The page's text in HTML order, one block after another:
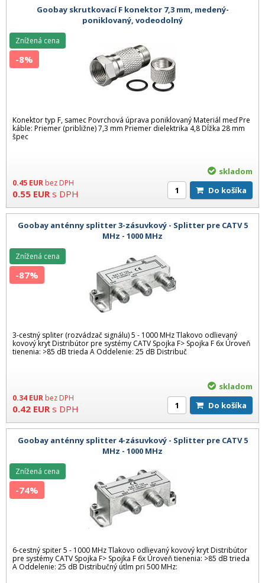
Goobay skrutkovací F konektor 7,3 mm, medený-
poniklovaný, vodeodolný
Konektor typ F, samec Povrchová úprava poniklovaný Materiál meď Pre
káble: Priemer (približne) 7,3 mm Priemer dielektrika 4,8 Dĺžka 28 mm
špec
0.45 EUR bez DPH
0.55 EUR s DPH
Znížená cena
-8%
skladom
Do košíka
Goobay anténny splitter 3-zásuvkový - Splitter pre CATV 5
MHz - 1000 MHz
3-cestný spliter (rozvádzač signálu) 5 - 1000 MHz Tlakovo odlievaný
kovový kryt Distribútor pre systémy CATV Spojka F> Spojka F 6x Úroveň
tienenia: >85 dB trieda A Oddelenie: 25 dB Distribuč
0.34 EUR bez DPH
0.42 EUR s DPH
Znížená cena
-87%
skladom
Do košíka
Goobay anténny splitter 4-zásuvkový - Splitter pre CATV 5
MHz - 1000 MHz
6-cestný spiter 5 - 1000 MHz Tlakovo odlievaný kovový kryt Distribútor
pre systémy CATV Spojka F> Spojka F 6x Úroveň tienenia: >85 dB trieda
A Oddelenie: 25 dB Distribučný útlm pri 500 MHz:
Znížená cena
-74%